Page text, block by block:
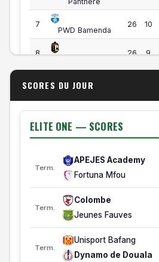
7
PWD Bamenda
26 10
8 26 9
9
Victoria United
10 26 7
Elite One — Classement
ÉQUIPE MJ V
APEJES Academy
2
Fortuna Mfou
1
SCORES DU JOUR
ELITE ONE — SCORES
Term.
APEJES Academy
Fortuna Mfou
Term.
Colombe
Jeunes Fauves
Term.
Unisport Bafang
Dynamo de Douala